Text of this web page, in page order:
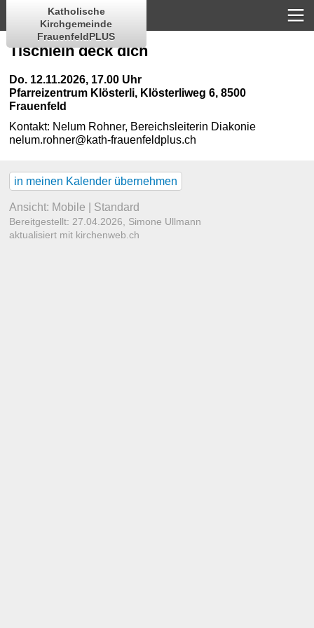
Katholische
Kirchgemeinde
FrauenfeldPLUS
Tischlein deck dich
Do. 12.11.2026, 17.00 Uhr
Pfarreizentrum Klösterli, Klösterliweg 6, 8500
Frauenfeld
Kontakt: Nelum Rohner, Bereichsleiterin Diakonie
nelum.rohner@kath-frauenfeldplus.ch
in meinen Kalender übernehmen
Ansicht: Mobile Standard
Bereitgestellt: 27.04.2026, Simone Ullmann
aktualisiert mit kirchenweb.ch